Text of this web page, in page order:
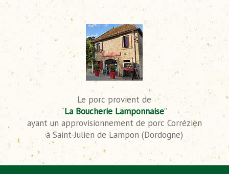
Le porc provient de
“La Boucherie Lamponnaise”
ayant un approvisionnement de porc Corrézien
à Saint-Julien de Lampon (Dordogne)